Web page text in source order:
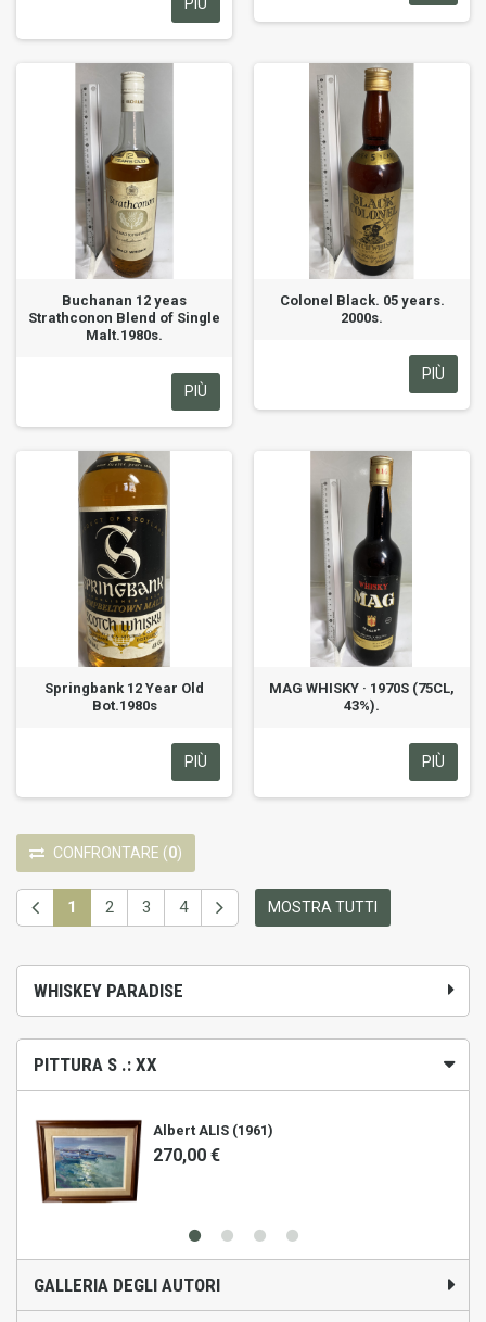
WHISKEY PARADISE
PITTURA S .: XX
Albert ALIS (1961)
270,00 €
GALLERIA DEGLI AUTORI
PIÙ
Buchanan 12 yeas
Strathconon Blend of Single
Malt.1980s.
PIÙ
Colonel Black. 05 years.
2000s.
PIÙ
Springbank 12 Year Old
Bot.1980s
PIÙ
MAG WHISKY · 1970S (75CL,
43%).
PIÙ
CONFRONTARE (0)
1 2 3 4 MOSTRA TUTTI